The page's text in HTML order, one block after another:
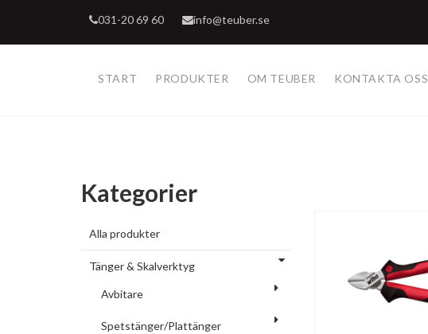
031-20 69 60 info@teuber.se
START PRODUKTER OM TEUBER KONTAKTA OSS
Kategorier
Alla produkter
Tänger & Skalverktyg
Avbitare
Spetstänger/Plattänger